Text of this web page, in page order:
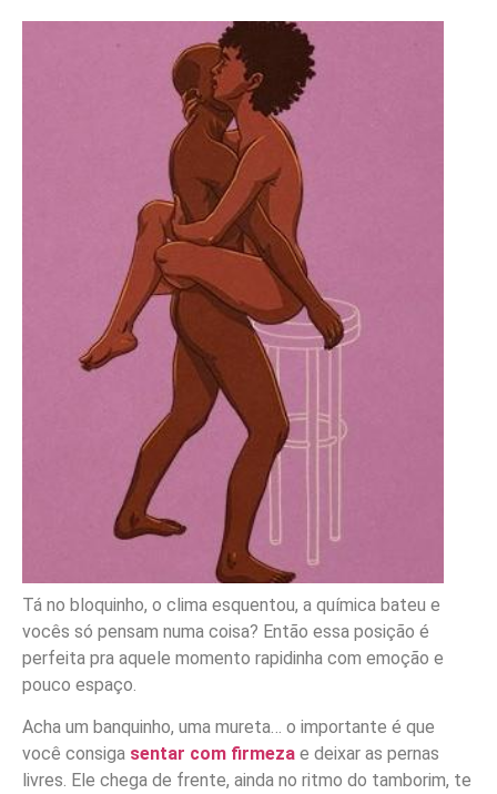
Tá no bloquinho, o clima esquentou, a química bateu e
vocês só pensam numa coisa? Então essa posição é
perfeita pra aquele momento rapidinha com emoção e
pouco espaço.
Acha um banquinho, uma mureta… o importante é que
você consiga sentar com firmeza e deixar as pernas
livres. Ele chega de frente, ainda no ritmo do tamborim, te